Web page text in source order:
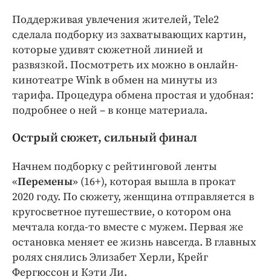
Поддерживая увлечения жителей, Tele2
сделала подборку из захватывающих картин,
которые удивят сюжетной линией и
развязкой. Посмотреть их можно в онлайн-
кинотеатре Wink в обмен на минуты из
тарифа. Процедура обмена простая и удобная:
подробнее о ней – в конце материала.
Острый сюжет, сильный финал
Начнем подборку с рейтинговой ленты
«Перемены» (16+), которая вышла в прокат
2020 году. По сюжету, женщина отправляется в
кругосветное путешествие, о котором она
мечтала когда-то вместе с мужем. Первая же
остановка меняет ее жизнь навсегда. В главных
ролях снялись Элизабет Херли, Крейг
Фергюссон и Кэти Ли.